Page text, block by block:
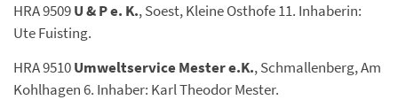
HRA 9509U & P e. K., Soest, Kleine Osthofe 11. Inhaberin:
Ute Fuisting.
HRA 9510Umweltservice Mester e.K., Schmallenberg, Am
Kohlhagen 6. Inhaber: Karl Theodor Mester.